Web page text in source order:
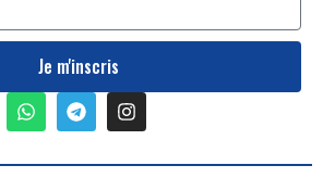
Je m'inscris